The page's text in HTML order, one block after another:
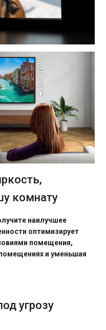
комнату
наилучшее
оптимизирует
помещения,
и уменьшая
угрозу